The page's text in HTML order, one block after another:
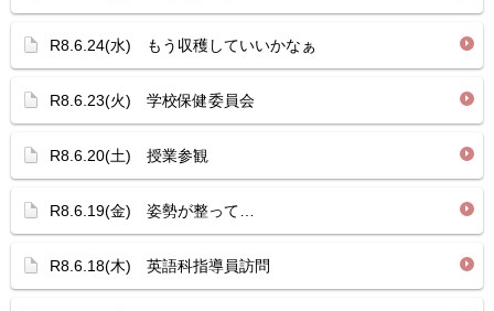
R8.6.24(水) もう収穫していいかなぁ
R8.6.23(火) 学校保健委員会
R8.6.20(土) 授業参観
R8.6.19(金) 姿勢が整って…
R8.6.18(木) 英語科指導員訪問